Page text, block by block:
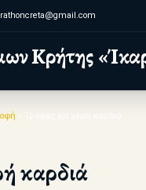
Κρήτης
καρδιά